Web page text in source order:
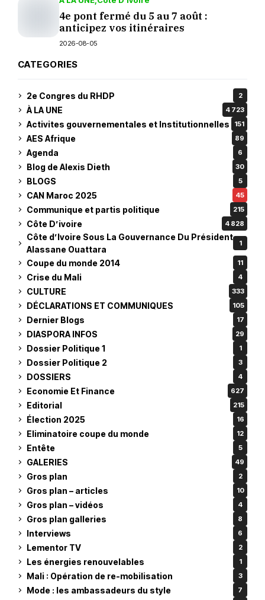
4e pont fermé du 5 au 7 août :
anticipez vos itinéraires
2026-08-05
CATEGORIES
2e Congres du RHDP 2
À LA UNE 4 723
Activites gouvernementales et Institutionnelles 151
AES Afrique 89
Agenda 6
Blog de Alexis Dieth 30
BLOGS 5
CAN Maroc 2025 45
Communique et partis politique 215
Côte D’ivoire 4 828
Côte d’Ivoire Sous La Gouvernance Du Président
Alassane Ouattara
1
Coupe du monde 2014 11
Crise du Mali 4
CULTURE 333
DÉCLARATIONS ET COMMUNIQUES 105
Dernier Blogs 17
DIASPORA INFOS 29
Dossier Politique 1 1
Dossier Politique 2 3
DOSSIERS 4
Economie Et Finance 627
Editorial 215
Élection 2025 16
Eliminatoire coupe du monde 12
Entête 5
GALERIES 49
Gros plan 2
Gros plan – articles 10
Gros plan – vidéos 4
Gros plan galleries 8
Interviews 6
Lementor TV 2
Les énergies renouvelables 1
Mali : Opération de re-mobilisation 3
Mode : les ambassadeurs du style 7